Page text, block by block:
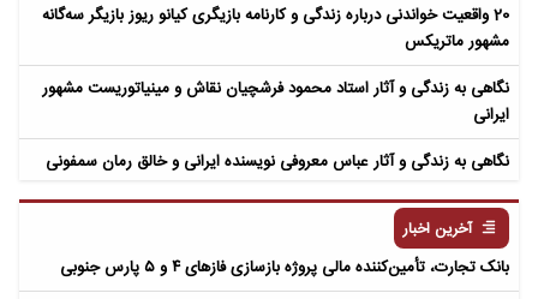
20 واقعیت خواندنی درباره زندگی و کارنامه بازیگری کیانو ریوز بازیگر سه‌گانه
مشهور ماتریکس
نگاهی به زندگی و آثار استاد محمود فرشچیان نقاش و مینیاتوریست مشهور
ایرانی
نگاهی به زندگی و آثار عباس معروفی نویسنده ایرانی و خالق رمان سمفونی
آخرین اخبار
بانک تجارت، تأمین‌کننده مالی پروژه بازسازی فازهای ۴ و ۵ پارس جنوبی